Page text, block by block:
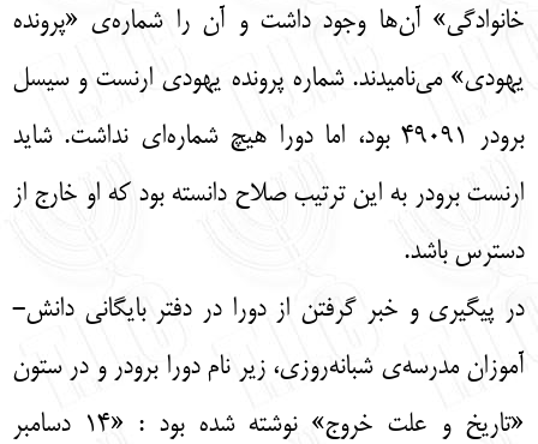
خانوادگی» آن‌ها وجود داشت و آن را شماره‌ی «پرونده
یهودی» می‌نامیدند. شماره پرونده یهودی ارنست و سیسل
برودر 49091 بود، اما دورا هیچ شماره‌ای نداشت. شاید
ارنست برودر به این ترتیب صلاح دانسته بود که او خارج از
دسترس باشد.
در پیگیری و خبر گرفتن از دورا در دفتر بایگانی دانش-
آموزان مدرسه‌ی شبانه‌روزی، زیر نام دورا برودر و در ستون
«تاریخ و علت خروج» نوشته شده بود : «14 دسامبر